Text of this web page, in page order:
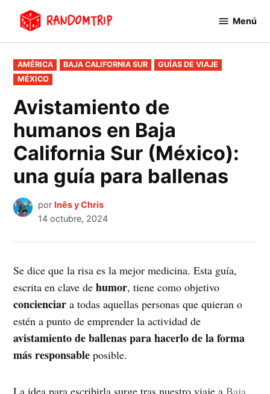
contenido
Menú
PUBLICADO
EN
AMÉRICA BAJA CALIFORNIA SUR
GUÍAS DE VIAJE
MÉXICO
Avistamiento de
humanos en Baja
California Sur (México):
una guía para ballenas
por Inês y Chris
14 octubre, 2024
Se dice que la risa es la mejor medicina. Esta guía,
escrita en clave dehumor, tiene como objetivo
concienciar a todas aquellas personas que quieran o
estén a punto de emprender la actividad de
avistamiento de ballenas para hacerlo de la forma
más responsable posible.